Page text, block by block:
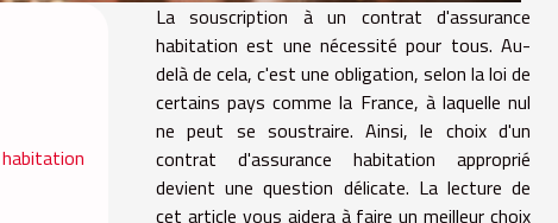
La souscription à un contrat d'assurance
habitation est une nécessité pour tous. Au-
delà de cela, c'est une obligation, selon la loi de
certains pays comme la France, à laquelle nul
ne peut se soustraire. Ainsi, le choix d'un
contrat d'assurance habitation approprié
devient une question délicate. La lecture de
cet article vous aidera à faire un meilleur choix